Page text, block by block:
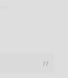
a
sapere.